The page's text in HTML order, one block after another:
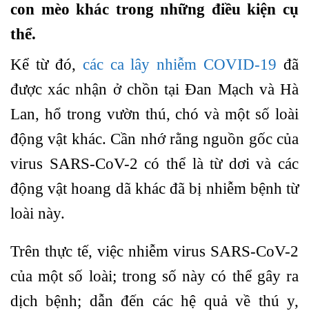
con mèo khác trong những điều kiện cụ
thể.
Kể từ đó, các ca lây nhiễm COVID-19 đã
được xác nhận ở chồn tại Đan Mạch và Hà
Lan, hổ trong vườn thú, chó và một số loài
động vật khác. Cần nhớ rằng nguồn gốc của
virus SARS-CoV-2 có thể là từ dơi và các
động vật hoang dã khác đã bị nhiễm bệnh từ
loài này.
Trên thực tế, việc nhiễm virus SARS-CoV-2
của một số loài; trong số này có thể gây ra
dịch bệnh; dẫn đến các hệ quả về thú y,